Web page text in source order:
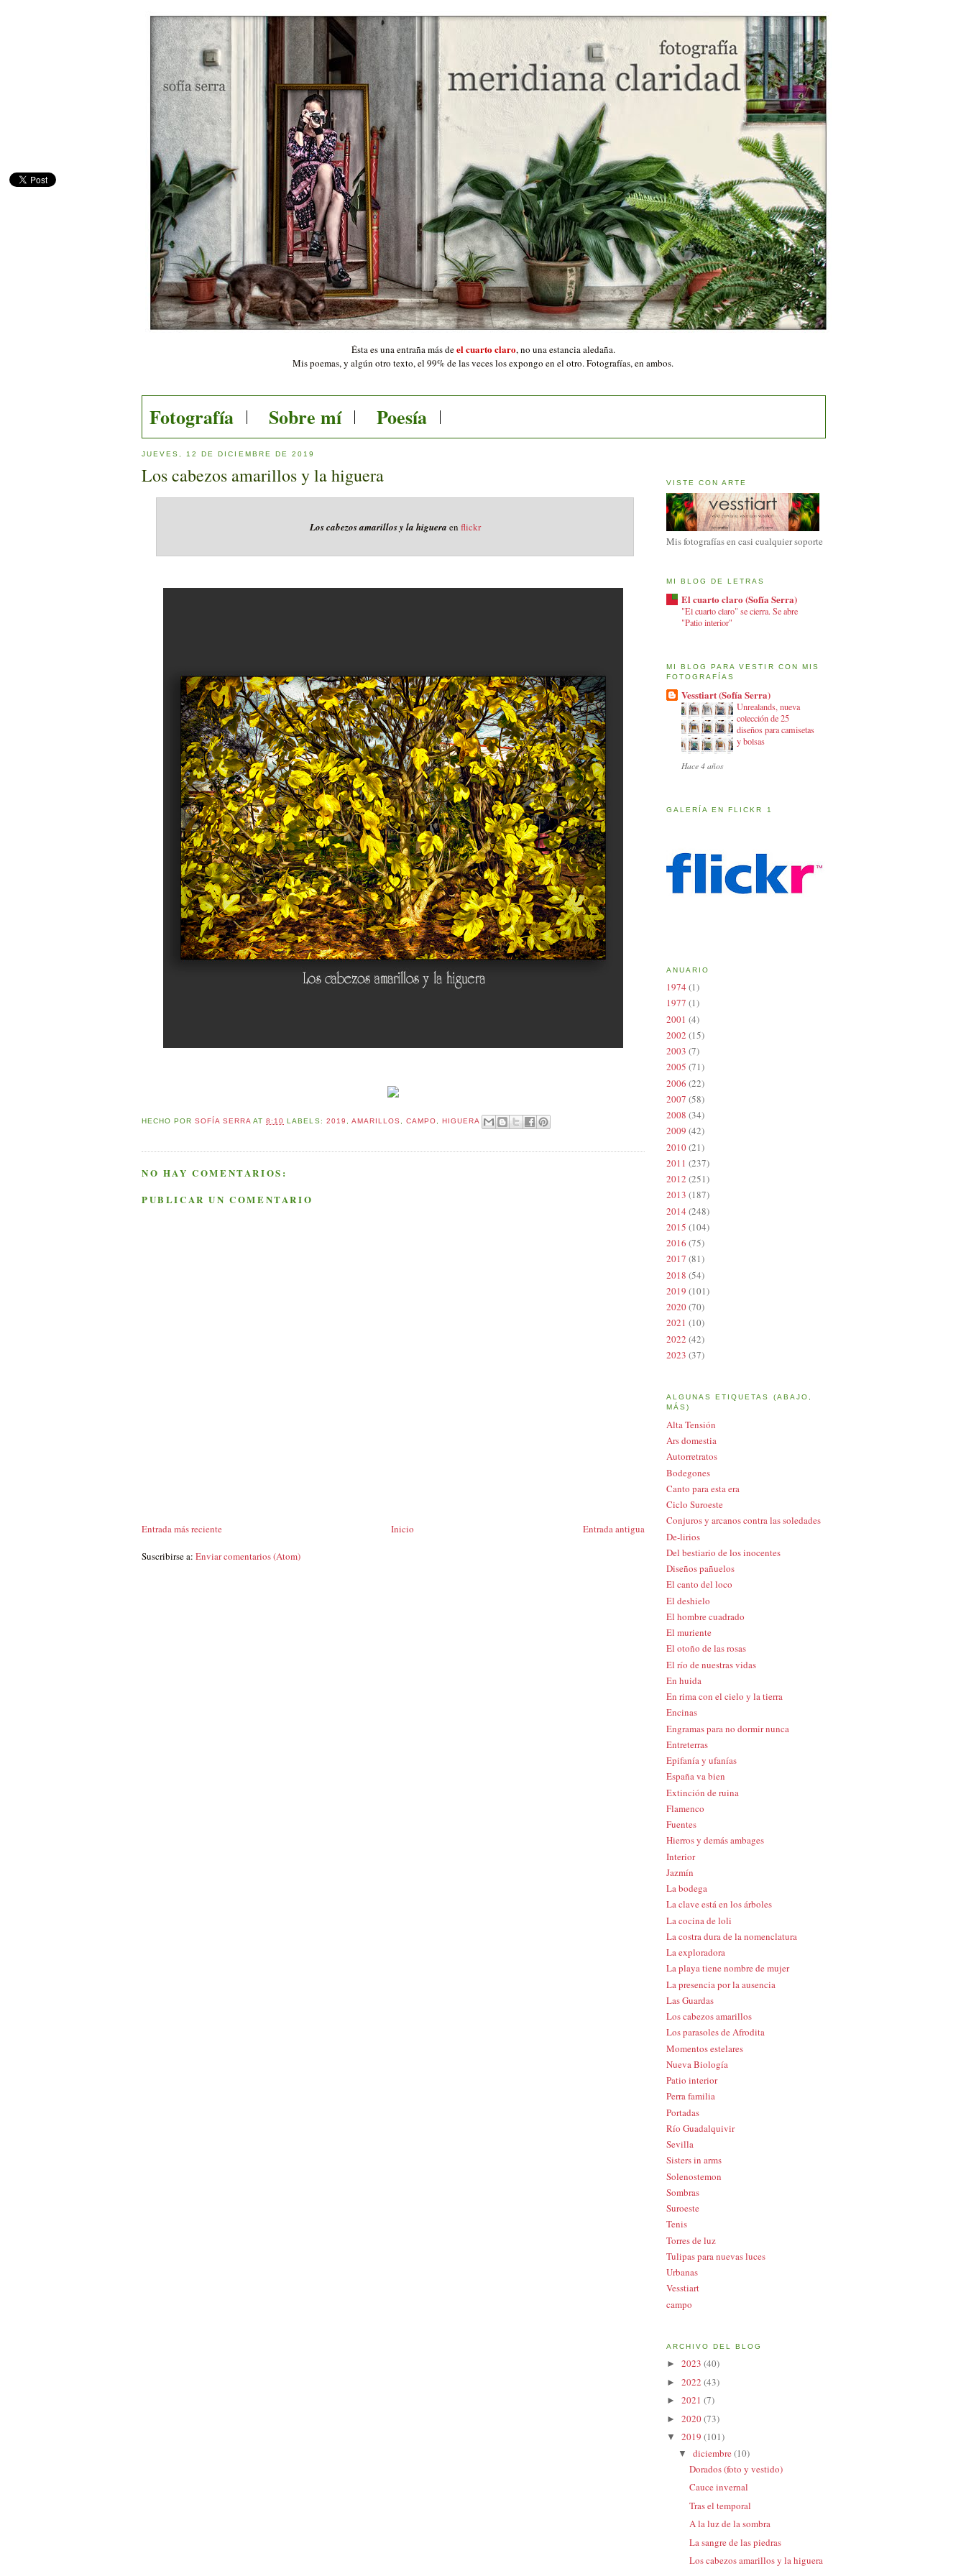
Ésta es una entraña más deel cuarto claro,no una estancia aledaña.
Mis poemas, y algún otro texto, el 99% de las veces los expongo en el otro. Fotografías, en ambos.
Fotografía Sobre mí Poesía
JUEVES, 12 DE DICIEMBRE DE 2019
Los cabezos amarillos y la higuera
Los cabezos amarillos y la higuera en flickr
HECHO PORSOFÍA SERRAAT8:10 LABELS: 2019 AMARILLOS CAMPO HIGUERA
NO HAY COMENTARIOS:
PUBLICAR UN COMENTARIO
Entrada más reciente Entrada antigua
Inicio
Suscribirse a: Enviar comentarios (Atom)
VISTE CON ARTE
Mis fotografías en casi cualquier soporte
MI BLOG DE LETRAS
El cuarto claro (Sofía Serra)
"El cuarto claro" se cierra. Se abre
"Patio interior"
MI BLOG PARA VESTIR CON MIS
FOTOGRAFÍAS
Vesstiart (Sofía Serra)
Unrealands, nueva
colección de 25
diseños para camisetas
y bolsas
Hace 4 años
GALERÍA EN FLICKR 1
ANUARIO
1974 (1)
1977 (1)
2001 (4)
2002 (15)
2003 (7)
2005 (71)
2006 (22)
2007 (58)
2008 (34)
2009 (42)
2010(21)
2011 (237)
2012 (251)
2013 (187)
2014 (248)
2015 (104)
2016 (75)
2017 (81)
2018 (54)
2019 (101)
2020(70)
2021 (10)
2022 (42)
2023 (37)
ALGUNAS ETIQUETAS (ABAJO,
MÁS)
Alta Tensión
Ars domestia
Autorretratos
Bodegones
Canto para esta era
Ciclo Suroeste
Conjuros y arcanos contra las soledades
De-lirios
Del bestiario de los inocentes
Diseños pañuelos
El canto del loco
El deshielo
El hombre cuadrado
El muriente
El otoño de las rosas
El río de nuestras vidas
En huida
En rima con el cielo y la tierra
Encinas
Engramas para no dormir nunca
Entreterras
Epifanía y ufanías
España va bien
Extinción de ruina
Flamenco
Fuentes
Hierros y demás ambages
Interior
Jazmín
La bodega
La clave está en los árboles
La cocina de loli
La costra dura de la nomenclatura
La exploradora
La playa tiene nombre de mujer
La presencia por la ausencia
Las Guardas
Los cabezos amarillos
Los parasoles de Afrodita
Momentos estelares
Nueva Biología
Patio interior
Perra familia
Portadas
Río Guadalquivir
Sevilla
Sisters in arms
Solenostemon
Sombras
Suroeste
Tenis
Torres de luz
Tulipas para nuevas luces
Urbanas
Vesstiart
campo
ARCHIVO DEL BLOG
► 2023 (40)
► 2022 (43)
► 2021 (7)
► 2020(73)
▼ 2019 (101)
▼ diciembre(10)
Dorados (foto y vestido)
Cauce invernal
Tras el temporal
A la luz de la sombra
La sangre de las piedras
Los cabezos amarillos y la higuera